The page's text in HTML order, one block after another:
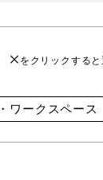
をクリックする
ワークスペース